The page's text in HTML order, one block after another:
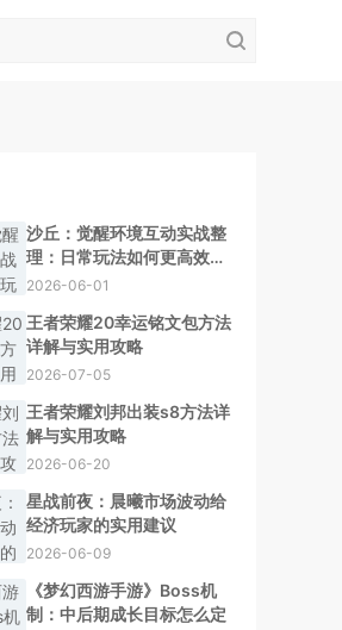
沙丘：觉醒环境互动实战整
理：日常玩法如何更高效效
率版
2026-06-01
王者荣耀20幸运铭文包方法
详解与实用攻略
2026-07-05
王者荣耀刘邦出装s8方法详
解与实用攻略
2026-06-20
星战前夜：晨曦市场波动给
经济玩家的实用建议
2026-06-09
《梦幻西游手游》Boss机
制：中后期成长目标怎么定